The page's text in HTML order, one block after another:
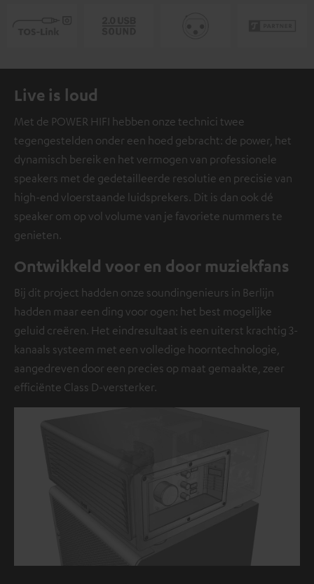
Live is loud
Met de POWER HIFI hebben onze technici twee
tegengestelden onder een hoed gebracht: de power, het
dynamisch bereik en het vermogen van professionele
speakers met de gedetailleerde resolutie en precisie van
high-end vloerstaande luidsprekers. Dit is dan ook dé
speaker om op vol volume van je favoriete nummers te
genieten.
Ontwikkeld voor en door muziekfans
Bij dit project hadden onze soundingenieurs in Berlijn
hadden maar een ding voor ogen: het best mogelijke
geluid creëren. Het eindresultaat is een uiterst krachtig 3-
kanaals systeem met een volledige hoorntechnologie,
aangedreven door een precies op maat gemaakte, zeer
efficiënte Class D-versterker.